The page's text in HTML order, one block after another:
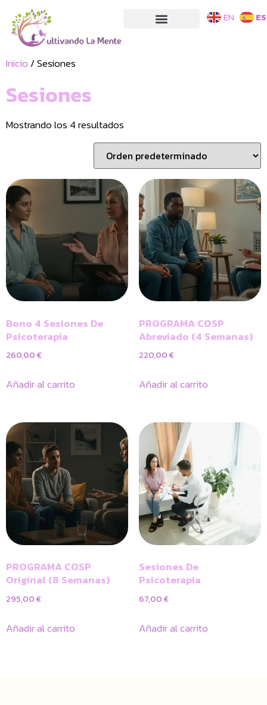
Inicio / Sesiones
Sesiones
Mostrando los 4 resultados
Bono 4 Sesiones De
Psicoterapia
260,00€
Añadir al carrito
PROGRAMA COSP
Abreviado (4 Semanas)
220,00€
Añadir al carrito
PROGRAMA COSP
Original (8 Semanas)
295,00€
Añadir al carrito
Sesiones De
Psicoterapia
67,00€
Añadir al carrito
EN ES